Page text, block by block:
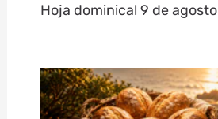
Hoja dominical 9 de agosto